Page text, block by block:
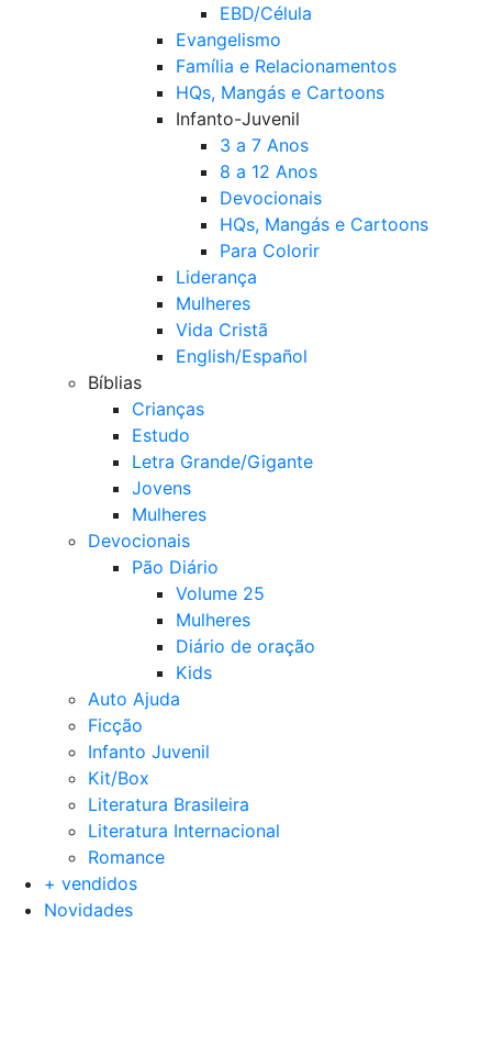
EBD/Célula
Evangelismo
Família e Relacionamentos
HQs, Mangás e Cartoons
Infanto-Juvenil
3 a 7 Anos
8 a 12 Anos
Devocionais
HQs, Mangás e Cartoons
Para Colorir
Liderança
Mulheres
Vida Cristã
English/Español
Bíblias
Crianças
Estudo
Letra Grande/Gigante
Jovens
Mulheres
Devocionais
Pão Diário
Volume 25
Mulheres
Diário de oração
Kids
Auto Ajuda
Ficção
Infanto Juvenil
Kit/Box
Literatura Brasileira
Literatura Internacional
Romance
+ vendidos
Novidades